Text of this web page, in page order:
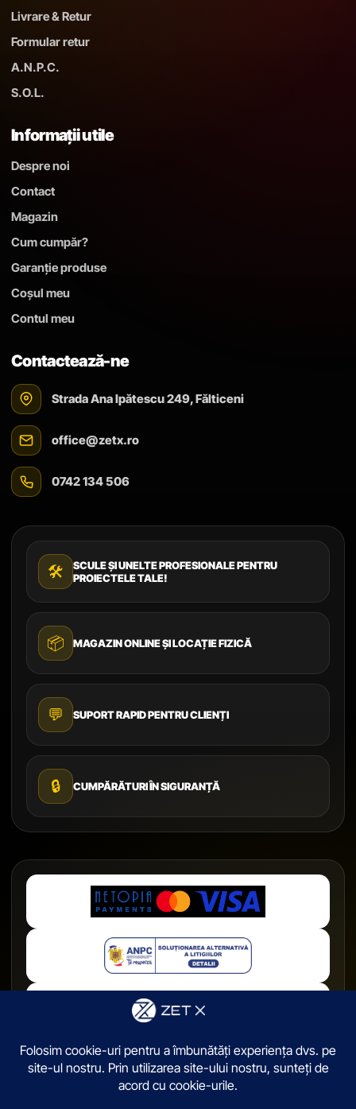
Livrare & Retur
Formular retur
A.N.P.C.
S.O.L.
Informații utile
Despre noi
Contact
Magazin
Cum cumpăr?
Garanție produse
Coșul meu
Contul meu
Contactează-ne
Strada Ana Ipătescu 249, Fălticeni
office@zetx.ro
0742 134 506
🛠️
SCULE ȘI UNELTE PROFESIONALE PENTRU
PROIECTELE TALE!
📦 MAGAZIN ONLINE ȘI LOCAȚIE FIZICĂ
💬 SUPORT RAPID PENTRU CLIENȚI
🔒 CUMPĂRĂTURI ÎN SIGURANȚĂ